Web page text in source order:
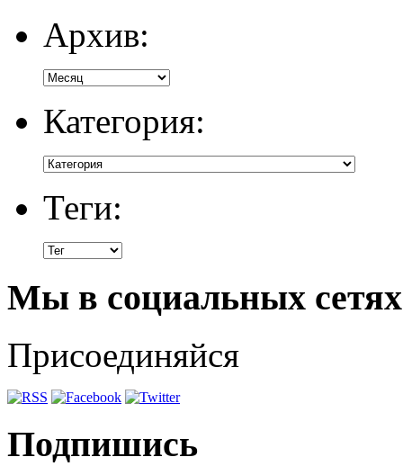
Архив:
Категория:
Теги:
Мы в социальных сетях
Присоединяйся
Подпишись